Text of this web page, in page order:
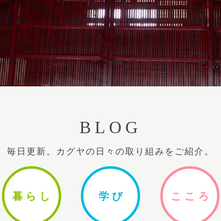
BLOG
毎日更新。カグヤの日々の取り組みをご紹介。
暮ら し 学 び ここ ろ